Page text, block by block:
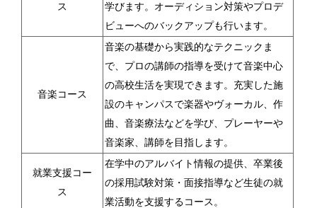
ス
学びます。オーディション対策やプロデ
ビューへのバックアップも行います。
音楽コース
音楽の基礎から実践的なテクニックま
で、プロの講師の指導を受けて音楽中心
の高校生活を実現できます。充実した施
設のキャンパスで楽器やヴォーカル、作
曲、音楽療法などを学び、プレーヤーや
音楽家、講師を目指します。
就業支援コー
ス
在学中のアルバイト情報の提供、卒業後
の採用試験対策・面接指導など生徒の就
業活動を支援するコース。